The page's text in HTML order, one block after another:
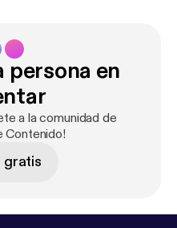
c
el-método-80-20]
accesar estos
] 🚀 Servicios [
www.instagram.co
persona en
a la comunidad de
Contenido!
gratis